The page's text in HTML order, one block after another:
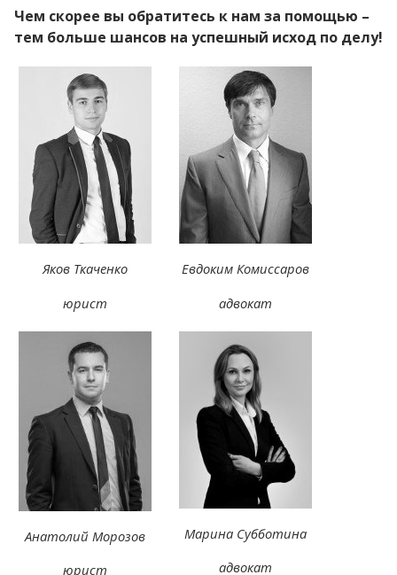
Чем скорее вы обратитесь к нам за помощью –
тем больше шансов на успешный исход по делу!
Яков Ткаченко
юрист
Евдоким Комиссаров
адвокат
Анатолий Морозов
юрист
Марина Субботина
адвокат